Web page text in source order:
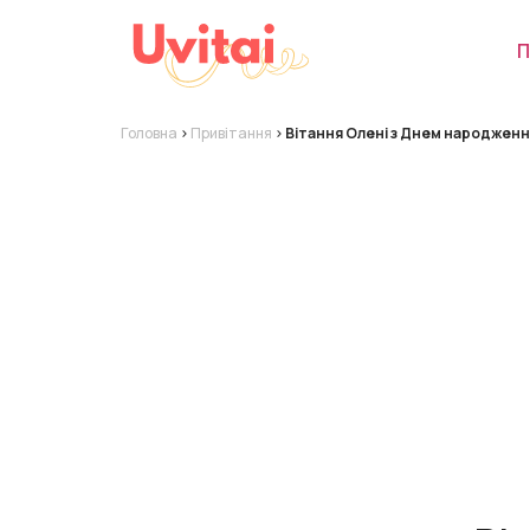
Головна > Привітання > Вітання Олені з Днем